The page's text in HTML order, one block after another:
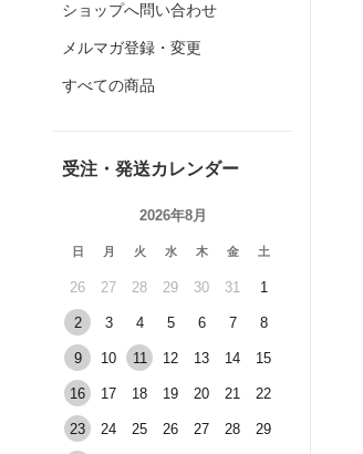
ショップへ問い合わせ
メルマガ登録・変更
すべての商品
受注・発送カレンダー
2026年8月
日 月 火 水 木 金 土
26 27 28 29 30 31 1
2 3 4 5 6 7 8
9 10 11 12 13 14 15
16 17 18 19 20 21 22
23 24 25 26 27 28 29